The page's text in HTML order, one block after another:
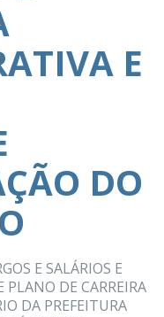
E
DO
E SALÁRIOS E
DE CARREIRA
DA PREFEITURA